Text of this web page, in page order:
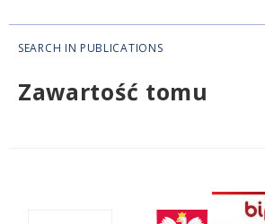
SEARCH IN PUBLICATIONS
Zawartość tomu